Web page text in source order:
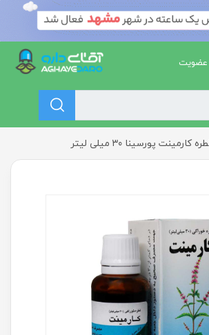
عضویت
کارمینت پورسینا ۳۰ میلی لیتر